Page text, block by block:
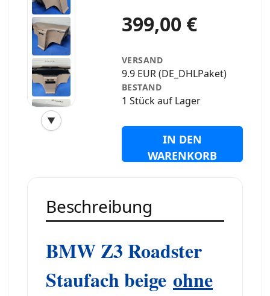
▼
‹
399,00 €
VERSAND
9.9 EUR (DE_DHLPaket)
BESTAND
1 Stück auf Lager
IN DEN
WARENKORB
Beschreibung
BMW Z3 Roadster
Staufach beige ohne